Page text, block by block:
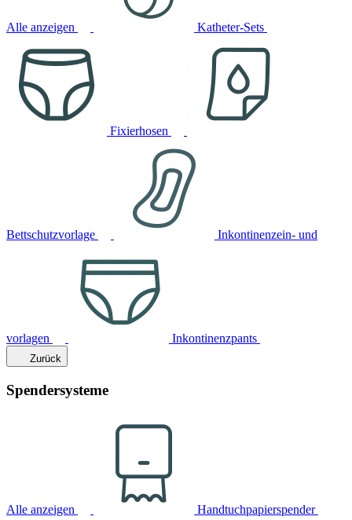
Alle anzeigen Katheter-Sets
Fixierhosen
Bettschutzvorlage Inkontinenzein- und
vorlagen Inkontinenzpants
Zurück
Spendersysteme
Alle anzeigen Handtuchpapierspender